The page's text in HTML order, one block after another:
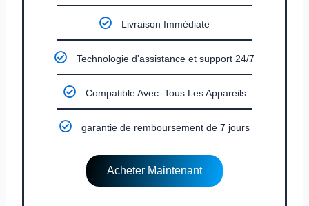
Livraison Immédiate
Technologie d'assistance et support 24/7
Compatible Avec: Tous Les Appareils
garantie de remboursement de 7 jours
Acheter Maintenant